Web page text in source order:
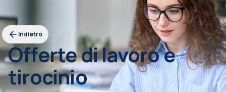
Indietro
Offerte di lavoro e
tirocinio